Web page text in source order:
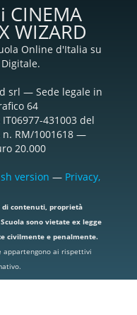
CINEMA
WIZARD
Online d'Italia su
srl — Sede legale in
64
431003 del
n. RM/1001618 —
20.000
version — Privacy,
di contenuti, proprietà
sono vietate ex legge
civilmente e penalmente.
appartengono ai rispettivi